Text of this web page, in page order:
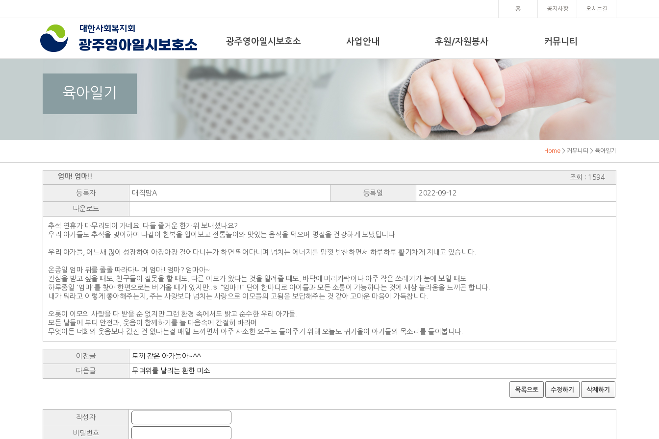
홈 공지사항 오시는길
광주영아일시보호소 사업안내 후원/자원봉사 커뮤니티
육아일기
Home > 커뮤니티 > 육아일기
엄마! 엄마!! 조회 : 1594
등록자 대직맘A 등록일 2022-09-12
다운로드
추석 연휴가 마무리되어 가네요. 다들 즐거운 한가위 보내셨나요?
우리 아가들도 추석을 맞이하여 다같이 한복을 입어보고 전통놀이와 맛있는 음식을 먹으며 명절을 건강하게 보냈답니다.
우리 아가들, 어느새 많이 성장하여 아장아장 걸어다니는가 하면 뛰어다니며 넘치는 에너지를 맘껏 발산하면서 하루하루 활기차게 지내고 있습니다.
온종일 엄마 뒤를 졸졸 따라다니며 엄마! 엄마? 엄마아~
관심을 받고 싶을 때도, 친구들이 잘못을 할 때도, 다른 이모가 왔다는 것을 알려줄 때도, 바닥에 머리카락이나 아주 작은 쓰레기가 눈에 보일 때도
하루종일 '엄마'를 찾아 한편으로는 버거울 때가 있지만..ㅎ "엄마!!" 단어 한마디로 아이들과 모든 소통이 가능하다는 것에 새삼 놀라움을 느끼곤 합니다.
내가 뭐라고 이렇게 좋아해주는지, 주는 사랑보다 넘치는 사랑으로 이모들의 고됨을 보답해주는 것 같아 고마운 마음이 가득찹니다.
오롯이 이모의 사랑을 다 받을 순 없지만 그런 환경 속에서도 밝고 순수한 우리 아가들.
모든 날들에 부디 안전과, 웃음이 함께하기를 늘 마음속에 간절히 바라며
무엇이든 너희의 웃음보다 값진 건 없다는걸 매일 느끼면서 아주 사소한 요구도 들어주기 위해 오늘도 귀기울여 아가들의 목소리를 들어봅니다.
이전글 토끼 같은 아가들아~^^
다음글 무더위를 날리는 환한 미소
목록으로 수정하기 삭제하기
작성자
비밀번호